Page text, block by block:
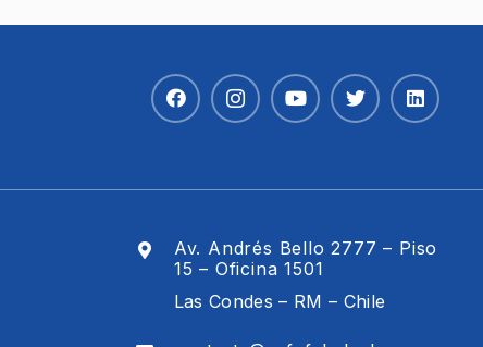
Av. Andrés Bello 2777 – Piso
15 – Oficina 1501
Las Condes – RM – Chile